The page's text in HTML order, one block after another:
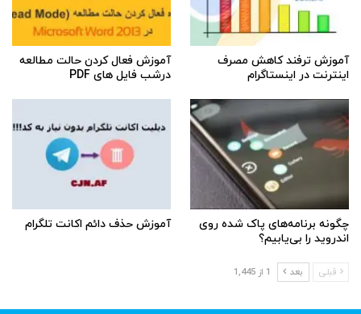
آموزش ترفند کاهش مصرف
اینترنت در اینستاگرام
آموزش فعال کردن حالت مطالعه
درشب فایل های PDF
چگونه برنامه‌های پاک شده روی
اندروید را بی‌یابیم؟
آموزش حذف دائم اکانت تلگرام
قبلی بعد 1 از 1,445